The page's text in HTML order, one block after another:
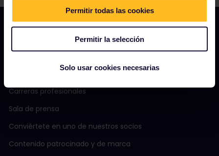
Permitir todas las cookies
Permitir la selección
Solo usar cookies necesarias
Carreras profesionales
Sala de prensa
Conviértete en uno de nuestros socios
Contenido patrocinado y de marca